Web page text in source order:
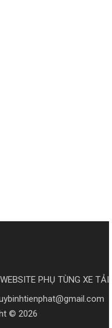
PHỤ TÙNG XE TẢI
© 2026